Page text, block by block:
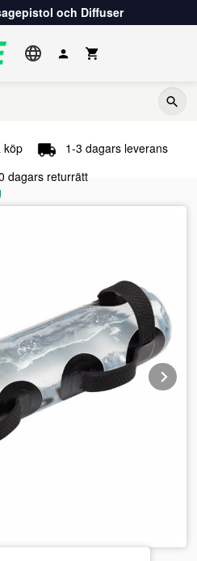
och Diffuser
köp
1-3 dagars leverans
dagars returrätt